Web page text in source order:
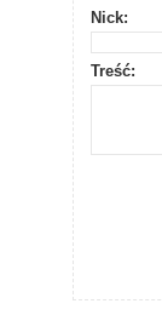
Nick:
Treść: